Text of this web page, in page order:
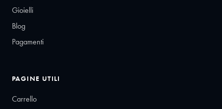
Gioielli
Blog
Pagamenti
PAGINE UTILI
Carrello